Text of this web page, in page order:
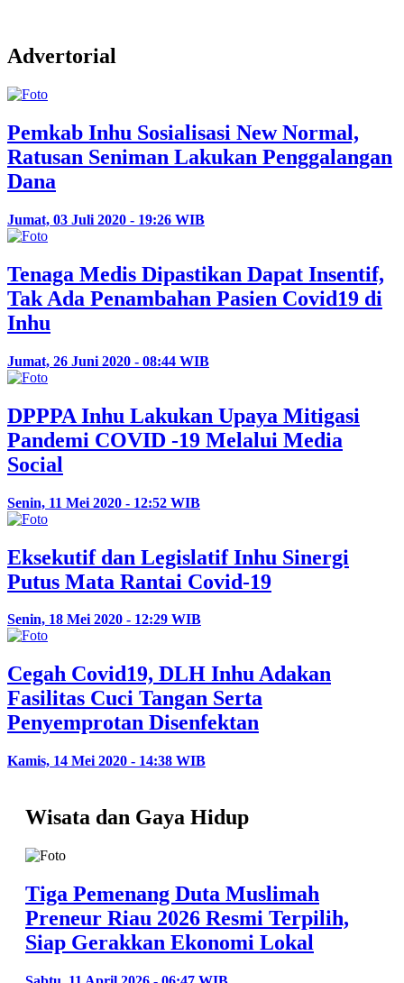
Advertorial
Pemkab Inhu Sosialisasi New Normal,
Ratusan Seniman Lakukan Penggalangan
Dana
Jumat, 03 Juli 2020 - 19:26 WIB
Tenaga Medis Dipastikan Dapat Insentif,
Tak Ada Penambahan Pasien Covid19 di
Inhu
Jumat, 26 Juni 2020 - 08:44 WIB
DPPPA Inhu Lakukan Upaya Mitigasi
Pandemi COVID -19 Melalui Media
Social
Senin, 11 Mei 2020 - 12:52 WIB
Eksekutif dan Legislatif Inhu Sinergi
Putus Mata Rantai Covid-19
Senin, 18 Mei 2020 - 12:29 WIB
Cegah Covid19, DLH Inhu Adakan
Fasilitas Cuci Tangan Serta
Penyemprotan Disenfektan
Kamis, 14 Mei 2020 - 14:38 WIB
Wisata dan Gaya Hidup
Tiga Pemenang Duta Muslimah
Preneur Riau 2026 Resmi Terpilih,
Siap Gerakkan Ekonomi Lokal